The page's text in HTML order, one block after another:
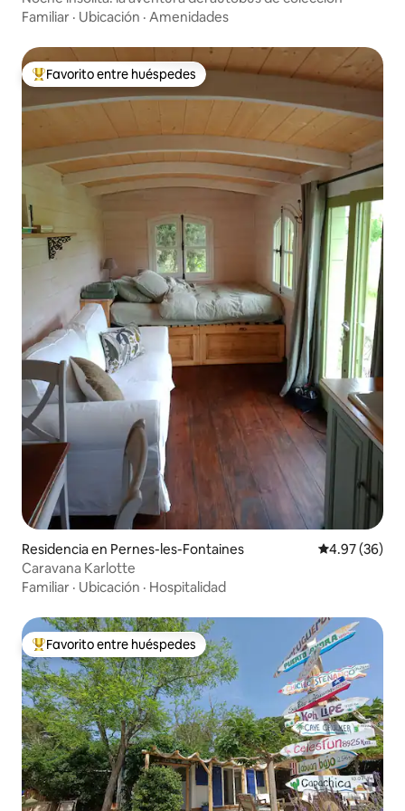
Familiar · Ubicación · Amenidades
De los mejores en Favorito entre huéspedes
Favorito entre huéspedes
Residencia en Pernes-les-Fontaines Calificación
4.97 (36)
Caravana Karlotte
Familiar · Ubicación · Hospitalidad
De los mejores en Favorito entre huéspedes
Favorito entre huéspedes